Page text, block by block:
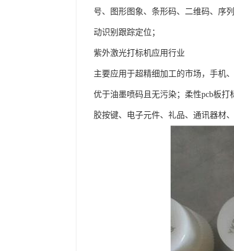
号、图形图象、条形码、二维码、序
动识别跟踪定位；
紫外激光打标机应用行业
主要应用于超精细加工的市场，手机
优于油墨喷码且无污染；柔性pcb板
胶按键、电子元件、礼品、通讯器材